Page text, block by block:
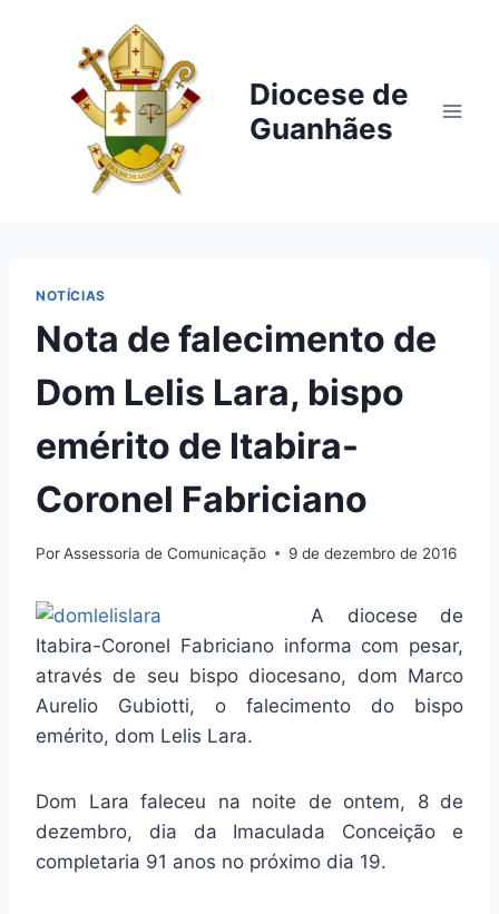
Conteúdo
Diocese de
Guanhães
NOTÍCIAS
Nota de falecimento de
Dom Lelis Lara, bispo
emérito de Itabira-
Coronel Fabriciano
PorAssessoria de Comunicação 9 de dezembro de 2016
A diocese de
Itabira-Coronel Fabriciano informa com pesar,
através de seu bispo diocesano, dom Marco
Aurelio Gubiotti, o falecimento do bispo
emérito, dom Lelis Lara.
Dom Lara faleceu na noite de ontem, 8 de
dezembro, dia da Imaculada Conceição e
completaria 91 anos no próximo dia 19.